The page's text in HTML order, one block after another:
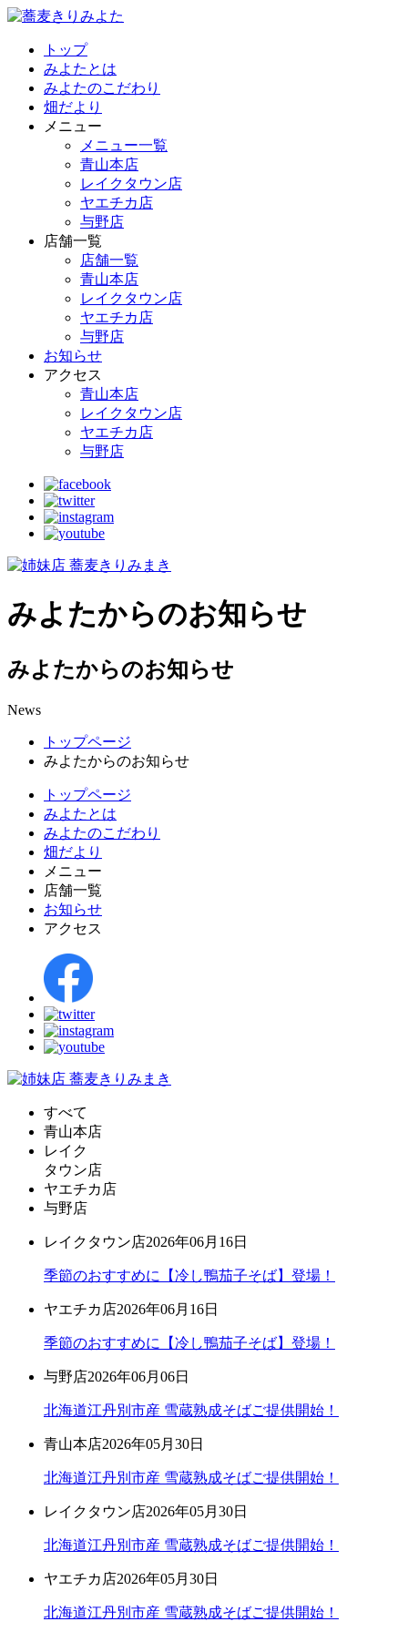
トップ
みよたとは
みよたのこだわり
畑だより
メニュー
メニュー一覧
青山本店
レイクタウン店
ヤエチカ店
与野店
店舗一覧
店舗一覧
青山本店
レイクタウン店
ヤエチカ店
与野店
お知らせ
アクセス
青山本店
レイクタウン店
ヤエチカ店
与野店
みよたからのお知らせ
みよたからのお知らせ
News
トップページ
みよたからのお知らせ
トップページ
みよたとは
みよたのこだわり
畑だより
メニュー
店舗一覧
お知らせ
アクセス
すべて
青山本店
レイク
タウン店
ヤエチカ店
与野店
レイクタウン店2026年06月16日
季節のおすすめに【冷し鴨茄子そば】登場！
ヤエチカ店2026年06月16日
季節のおすすめに【冷し鴨茄子そば】登場！
与野店2026年06月06日
北海道江丹別市産 雪蔵熟成そばご提供開始！
青山本店2026年05月30日
北海道江丹別市産 雪蔵熟成そばご提供開始！
レイクタウン店2026年05月30日
北海道江丹別市産 雪蔵熟成そばご提供開始！
ヤエチカ店2026年05月30日
北海道江丹別市産 雪蔵熟成そばご提供開始！